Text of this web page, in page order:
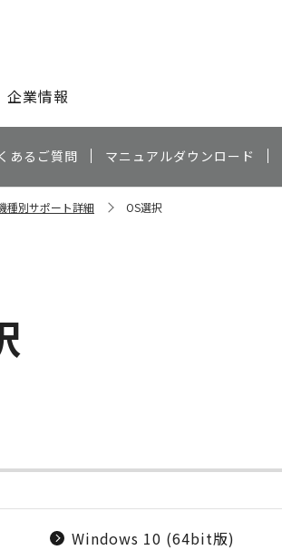
企業情報
あるご質問 マニュアルダウンロード
別サポート詳細 OS選択
Windows 10 (64bit版)